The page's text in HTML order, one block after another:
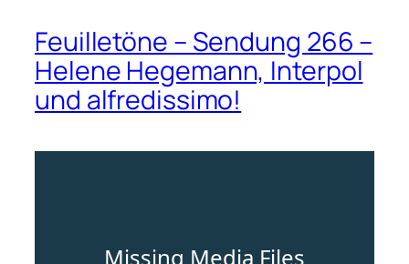
Feuilletöne – Sendung 266 –
Helene Hegemann, Interpol
und alfredissimo!